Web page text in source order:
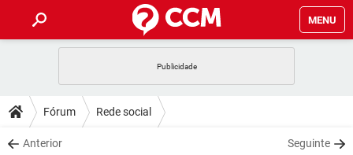
MENU
CELULAR
OUTLOOK
DICAS
JOGOS
DOWNLOADS
Fórum Rede social
Anterior Seguinte